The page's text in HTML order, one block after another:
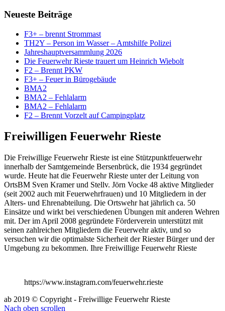
Neueste Beiträge
F3+ – brennt Strommast
TH2Y – Person im Wasser – Amtshilfe Polizei
Jahreshauptversammlung 2026
Die Feuerwehr Rieste trauert um Heinrich Wiebolt
F2 – Brennt PKW
F3+ – Feuer in Bürogebäude
BMA2
BMA2 – Fehlalarm
BMA2 – Fehlalarm
F2 – Brennt Vorzelt auf Campingplatz
Freiwilligen Feuerwehr Rieste
Die Freiwillige Feuerwehr Rieste ist eine Stützpunktfeuerwehr
innerhalb der Samtgemeinde Bersenbrück, die 1934 gegründet
wurde. Heute hat die Feuerwehr Rieste unter der Leitung von
OrtsBM Sven Kramer und Stellv. Jörn Vocke 48 aktive Mitglieder
(seit 2002 auch mit Feuerwehrfrauen) und 10 Mitgliedern in der
Alters- und Ehrenabteilung. Die Ortswehr hat jährlich ca. 50
Einsätze und wirkt bei verschiedenen Übungen mit anderen Wehren
mit. Der im April 2008 gegründete Förderverein unterstützt mit
seinen zahlreichen Mitgliedern die Feuerwehr aktiv, und so
versuchen wir die optimalste Sicherheit der Riester Bürger und der
Umgebung zu bekommen. Ihre Freiwillige Feuerwehr Rieste
https://www.instagram.com/feuerwehr.rieste
ab 2019 © Copyright - Freiwillige Feuerwehr Rieste
Nach oben scrollen